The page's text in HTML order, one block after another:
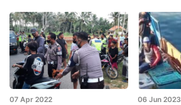
07 Apr 2022 06 Jun 2023